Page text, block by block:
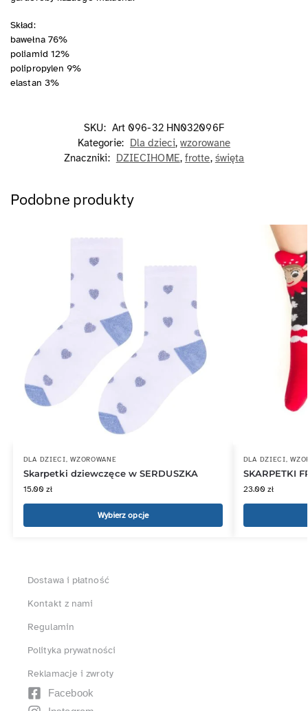
Skład:
bawełna 76%
poliamid 12%
polipropylen 9%
elastan 3%
SKU: Art 096-32 HN032096F
Kategorie: Dla dzieci,wzorowane
Znaczniki: DZIECIHOME, frotte, święta
Podobne produkty
DLA DZIECI,WZOROWANE
Skarpetki dziewczęce w SERDUSZKA
15.00zł
Wybierz opcje
DLA DZIECI,
SKARPETKI
23.00zł
Dostawa i płatność
Kontakt z nami
Regulamin
Polityka prywatności
Reklamacje i zwroty
Facebook